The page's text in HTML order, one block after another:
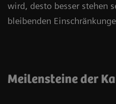
wird, desto besser stehen
bleibenden
Meilensteine der